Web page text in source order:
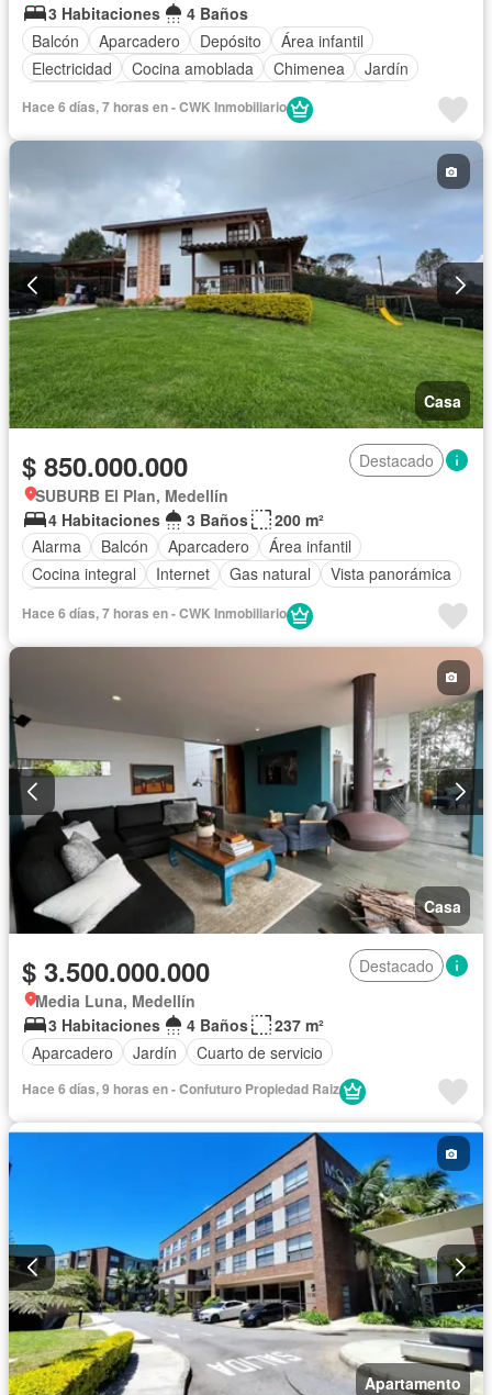
3 Habitaciones
4 Baños
Balcón
Aparcadero Depósito
Área infantil
Electricidad
Cocina amoblada Chimenea
Jardín
Cocina integral
Sauna
Hace 6 días, 7 horas en - CWK Inmobiliario
Casa
$ 850.000.000
Destacado
SUBURB El Plan, Medellín
4 Habitaciones
3 Baños
200 m²
Alarma
Balcón Aparcadero
Área infantil
Cocina integral
Internet Gas natural
Vista panorámica
Hace 6 días, 7 horas en - CWK Inmobiliario
Casa
$ 3.500.000.000
Destacado
Media Luna, Medellín
3 Habitaciones
4 Baños
237 m²
Aparcadero
Jardín Cuarto de servicio
Hace 6 días, 9 horas en - Confuturo Propiedad Raiz
Apartamento